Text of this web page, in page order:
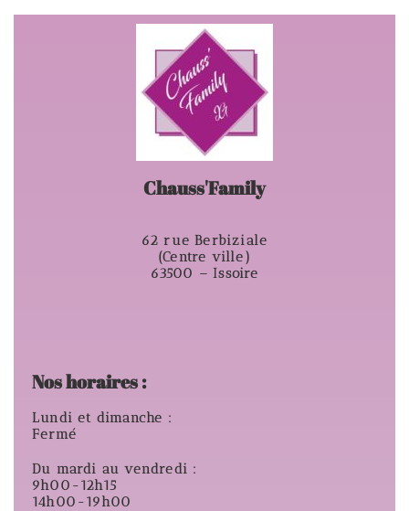
Chauss'Family
62 rue Berbiziale
(Centre ville)
63500 – Issoire
Nos horaires :
Lundi et dimanche :
Fermé
Du mardi au vendredi :
9h00-12h15
14h00-19h00